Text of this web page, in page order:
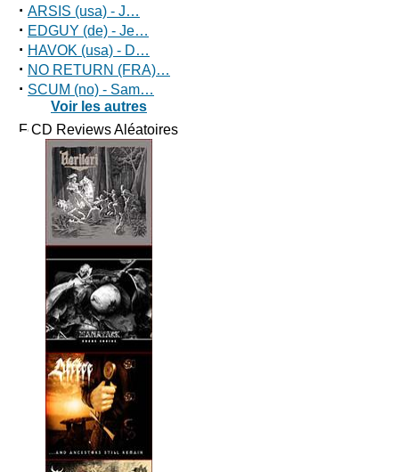
· ARSIS (usa) - J…
· EDGUY (de) - Je…
· HAVOK (usa) - D…
· NO RETURN (FRA)…
· SCUM (no) - Sam…
Voir les autres
CD Reviews Aléatoires